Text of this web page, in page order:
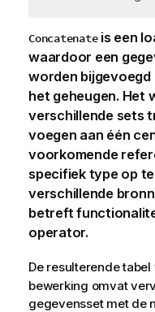
Concatenateis een
waardoor een
worden bijgevoegd
het geheugen. Het
verschillende sets
voegen aan één
voorkomende
specifiek type op
verschillende
betreft
operator.
De resulterende tabel
bewerking omvat
gegevensset met de